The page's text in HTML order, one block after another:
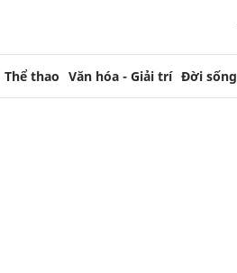
Thể thao Văn hóa - Giải trí Đời sống